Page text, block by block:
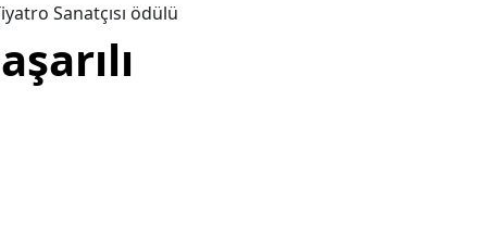
Sanatçısı ödülü